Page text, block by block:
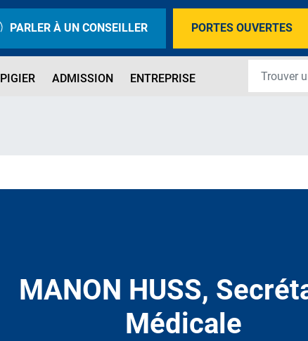
PARLER À UN CONSEILLER PORTES OUVERTES
PIGIER ADMISSION ENTREPRISE
MANON HUSS,
Médicale